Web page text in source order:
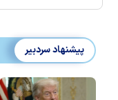
پیشنهاد سردبیر